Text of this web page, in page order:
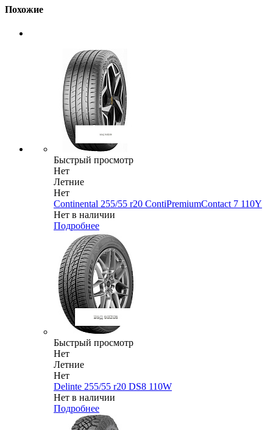
Похожие
Быстрый просмотр
Нет
Летние
Нет
Continental 255/55 r20 ContiPremiumContact 7 110Y
Нет в наличии
Подробнее
Быстрый просмотр
Нет
Летние
Нет
Delinte 255/55 r20 DS8 110W
Нет в наличии
Подробнее